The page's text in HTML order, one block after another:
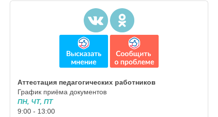
Аттестация педагогических работников
График приёма документов
ПН, ЧТ, ПТ
9:00 - 13:00